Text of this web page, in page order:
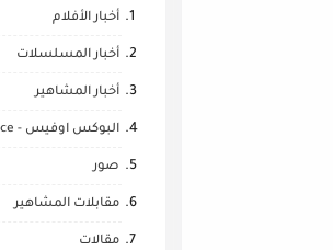
أخبار الأفلام
أخبار المسلسلات
أخبار المشاهير
البوكس اوفيس - Box Office
صور
مقابلات المشاهير
مقالات